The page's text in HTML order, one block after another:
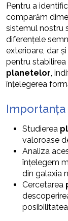
Pentru a
comparăm
sistemul nostru
diferențele
exterioare, dar
pentru stabilirea
planetelor ,
înțelegerea
Studierea
valoroase
Analiza
înțelegem
din galaxia
Cercetarea